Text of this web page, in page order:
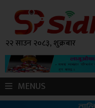
२२ साउन २०८३, शुक्रबार
MENUS